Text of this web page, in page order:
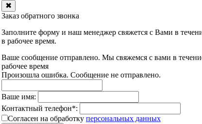
✖
Заказ обратного звонка
Заполните форму и наш менеджер свяжется с Вами в
в рабочее время.
Ваше сообщение отправлено. Мы свяжемся с вами в
рабочее время
Произошла ошибка. Сообщение не отправлено.
Ваше имя:
Контактный телефон*:
Согласен на обработку персональныx данных